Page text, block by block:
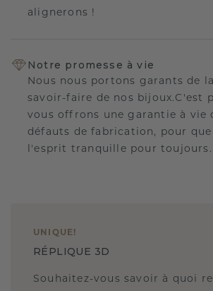
alignerons !
Notre promesse à vie
Nous nous portons garants de
savoir-faire de nos bijoux.C'est
vous offrons une garantie à vie
défauts de fabrication, pour que
l'esprit tranquille pour toujours.
UNIQUE !
RÉPLIQUE 3D
Souhaitez-vous savoir à quoi